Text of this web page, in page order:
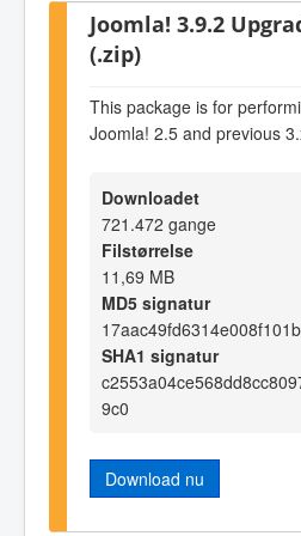
Joomla! 3.9.2
(.zip)
This package is for
Joomla! 2.5 and previous
Downloadet
721.472 gange
Filstørrelse
11,69 MB
MD5 signatur
SHA1 signatur
9c0
Download nu